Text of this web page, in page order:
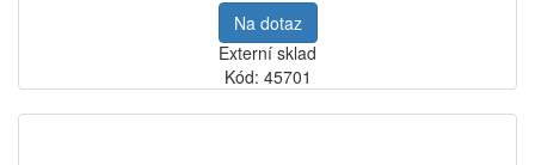
Na dotaz
Externí sklad
Kód: 45701